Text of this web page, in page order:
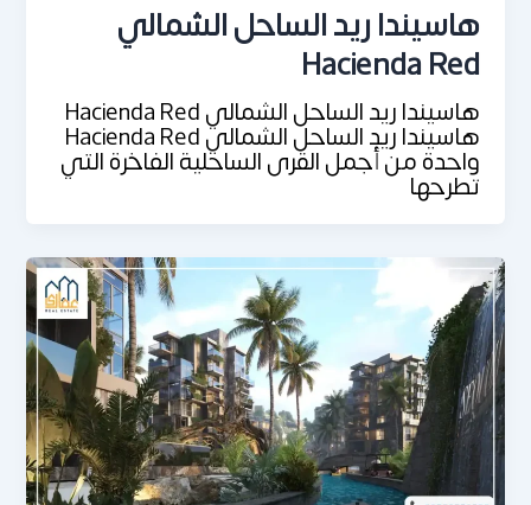
هاسيندا ريد الساحل الشمالي
Hacienda Red
هاسيندا ريد الساحل الشمالي Hacienda Red
هاسيندا ريد الساحل الشمالي Hacienda Red
واحدة من أجمل القرى الساحلية الفاخرة التي
تطرحها